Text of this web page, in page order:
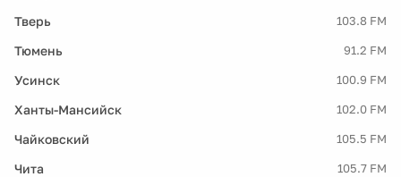
Тверь 103.8 FM
Тюмень 91.2 FM
Усинск 100.9 FM
Ханты-Мансийск 102.0 FM
Чайковский 105.5 FM
Чита 105.7 FM